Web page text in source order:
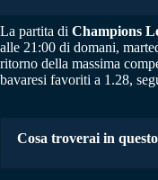
La partita di Champions
alle 21:00 di domani,
ritorno della massima
bavaresi favoriti a 1.28,
Cosa troverai in